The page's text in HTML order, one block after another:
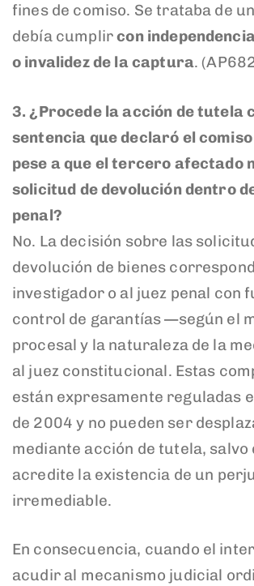
fines de comiso. Se trataba de
debía cumplircon
o invalidez de la captura.
3. ¿Procede la acción de tutela
sentencia que declaró el comiso
pese a que el tercero afectado
solicitud de devolución dentro
penal?
No. La decisión sobre las
devolución de bienes
investigador o al juez penal con
control de garantías —según el
procesal y la naturaleza de la
al juez constitucional. Estas
están expresamente reguladas
de 2004 y no pueden ser
mediante acción de tutela, salvo
acredite la existencia de un
irremediable.
En consecuencia, cuando el
acudir al mecanismo judicial